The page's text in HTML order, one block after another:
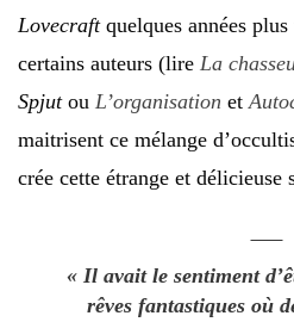
Lovecraftquelques années
certains auteurs (lire La
Spjutou L’organisation et
maitrisent ce mélange
crée cette étrange et délicieuse
« Il avait le sentiment
rêves fantastiques où